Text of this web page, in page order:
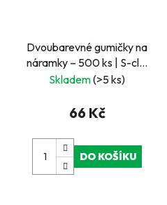
Dvoubarevné gumičky na
náramky – 500 ks | S-clip
spony a háček
Skladem(>5 ks)
66 Kč
DO KOŠÍKU